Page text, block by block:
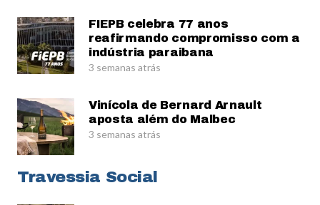
FIEPB celebra 77 anos
reafirmando compromisso com a
indústria paraibana
3 semanas atrás
Vinícola de Bernard Arnault
aposta além do Malbec
3 semanas atrás
Travessia Social